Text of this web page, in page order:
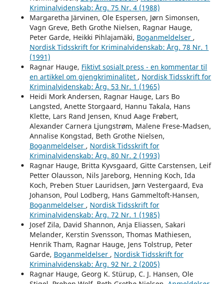
Kriminalvidenskab: Årg. 75 Nr. 4 (1988)
Margaretha Järvinen, Ole Espersen, Jørn Simonsen,
Vagn Greve, Beth Grothe Nielsen, Ragnar Hauge,
Peter Garde, Heikki Pihlajamäki, Boganmeldelser ,
Nordisk Tidsskrift for Kriminalvidenskab: Årg. 78 Nr. 1
(1991)
Ragnar Hauge, Fiktivt sosialt press - en kommentar til
en artikkel om gjengkriminalitet , Nordisk Tidsskrift for
Kriminalvidenskab: Årg. 53 Nr. 1 (1965)
Heidi Mork Andersen, Ragnar Hauge, Lars Bo
Langsted, Anette Storgaard, Hannu Takala, Hans
Klette, Lars Rand Jensen, Knud Aage Frøbert,
Alexander Carnera Ljungstrøm, Malene Frese-Madsen,
Annalise Kongstad, Beth Grothe Nielsen,
Boganmeldelser , Nordisk Tidsskrift for
Kriminalvidenskab: Årg. 80 Nr. 2 (1993)
Ragnar Hauge, Britta Kyvsgaard, Gitte Carstensen, Leif
Petter Olausson, Nils Jareborg, Henning Koch, Ida
Koch, Preben Stuer Lauridsen, Jørn Vestergaard, Eva
Johanson, Poul Lodberg, Hans Gammeltoft-Hansen,
Boganmeldelser , Nordisk Tidsskrift for
Kriminalvidenskab: Årg. 72 Nr. 1 (1985)
Josef Zila, David Shannon, Anja Eliassen, Sakari
Melander, Kerstin Svensson, Thomas Mathiesen,
Henrik Tham, Ragnar Hauge, Jens Tolstrup, Peter
Garde, Boganmeldelser , Nordisk Tidsskrift for
Kriminalvidenskab: Årg. 92 Nr. 2 (2005)
Ragnar Hauge, Georg K. Stürup, C. J. Hansen, Ole